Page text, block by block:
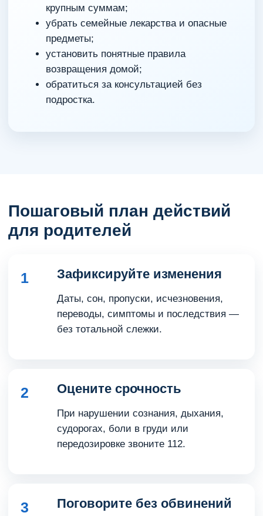
крупным суммам;
убрать семейные лекарства и опасные
предметы;
установить понятные правила
возвращения домой;
обратиться за консультацией без
подростка.
Пошаговый план действий
для родителей
1 Зафиксируйте изменения
Даты, сон, пропуски, исчезновения,
переводы, симптомы и последствия —
без тотальной слежки.
2 Оцените срочность
При нарушении сознания, дыхания,
судорогах, боли в груди или
передозировке звоните 112.
3 Поговорите без обвинений